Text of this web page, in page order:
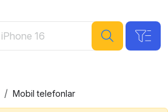
Mobil telefonlar